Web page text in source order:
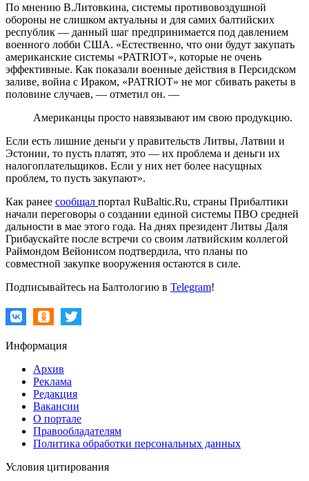
По мнению В.Литовкина, системы противовоздушной
обороны не слишком актуальны и для самих балтийских
республик — данный шаг предпринимается под давлением
военного лобби США. «Естественно, что они будут закупать
американские системы «PATRIOT», которые не очень
эффективные. Как показали военные действия в Персидском
заливе, война с Ираком, «PATRIOT» не мог сбивать ракеты в
половине случаев, — отметил он. —
Американцы просто навязывают им свою продукцию.
Если есть лишние деньги у правительств Литвы, Латвии и
Эстонии, то пусть платят, это — их проблема и деньги их
налогоплательщиков. Если у них нет более насущных
проблем, то пусть закупают».
Как ранее сообщал портал RuBaltic.Ru, страны Прибалтики
начали переговоры о создании единой системы ПВО средней
дальности в мае этого года. На днях президент Литвы Даля
Грибаускайте после встречи со своим латвийским коллегой
Раймондом Вейонисом подтвердила, что планы по
совместной закупке вооружения остаются в силе.
Подписывайтесь на Балтологию в Telegram!
Информация
Архив
Реклама
Редакция
Вакансии
О портале
Правообладателям
Политика обработки персональных данных
Условия цитирования